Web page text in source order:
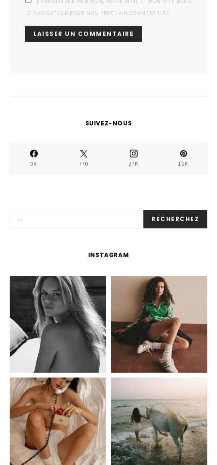
LE NAVIGATEUR POUR MON PROCHAIN COMMENTAIRE.
SUIVEZ-NOUS
9K 770 27K 10K
RECHERCHEZ
INSTAGRAM